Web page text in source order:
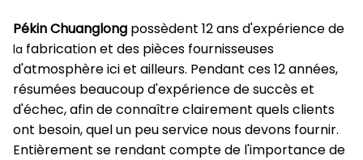
Pékin Chuanglong possèdent 12 ans d'expérience de
la fabrication et des pièces fournisseuses
d'atmosphère ici et ailleurs. Pendant ces 12 années,
résumées beaucoup d'expérience de succès et
d'échec, afin de connaître clairement quels clients
ont besoin, quel un peu service nous devons fournir.
Entièrement se rendant compte de l'importance de